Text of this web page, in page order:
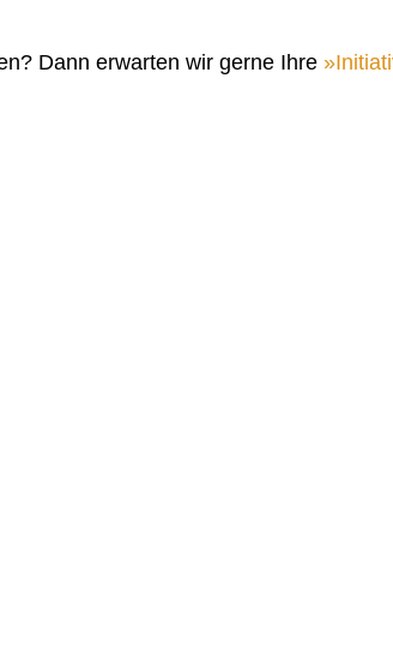
Dann erwarten wir gerne Ihre